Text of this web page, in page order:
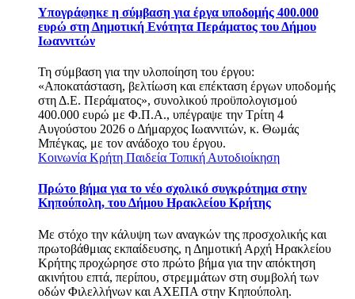
Υπογράφηκε η σύμβαση για έργα υποδομής 400.000
ευρώ στη Δημοτική Ενότητα Περάματος του Δήμου
Ιωαννιτών
Τη σύμβαση για την υλοποίηση του έργου:
«Αποκατάσταση, βελτίωση και επέκταση έργων υποδομής
στη Δ.Ε. Περάματος», συνολικού προϋπολογισμού
400.000 ευρώ με Φ.Π.Α., υπέγραψε την Τρίτη 4
Αυγούστου 2026 ο Δήμαρχος Ιωαννιτών, κ. Θωμάς
Μπέγκας, με τον ανάδοχο του έργου.
Κοινωνία Κρήτη Παιδεία Τοπική Αυτοδιοίκηση
Πρώτο βήμα για το νέο σχολικό συγκρότημα στην
Κηπούπολη, του Δήμου Ηρακλείου Κρήτης
Με στόχο την κάλυψη των αναγκών της προσχολικής και
πρωτοβάθμιας εκπαίδευσης, η Δημοτική Αρχή Ηρακλείου
Κρήτης προχώρησε στο πρώτο βήμα για την απόκτηση
ακινήτου επτά, περίπου, στρεμμάτων στη συμβολή των
οδών Φιλελλήνων και ΑΧΕΠΑ στην Κηπούπολη.